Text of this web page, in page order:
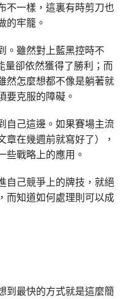
不一樣，這裏有時剪刀也
的牢籠。
。雖然對上藍黑控時不
量卻依然獲得了勝利；而
然怎麼想都不像是躺著就
要克服的障礙。
自己這邊。如果賽場主流
在幾週前就寫好了），
些戰略上的應用。
自己競爭上的牌技，就絕
而知道如何處理則可以成
到最快的方式就是這麼簡